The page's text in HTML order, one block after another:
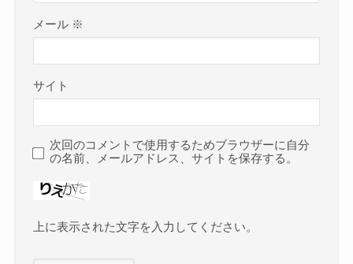
メール ※
サイト
次回のコメントで使用するためブラウザーに自分
の名前、メールアドレス、サイトを保存する。
上に表示された文字を入力してください。